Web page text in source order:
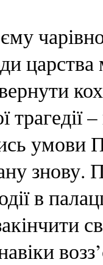
умови
знову.
в